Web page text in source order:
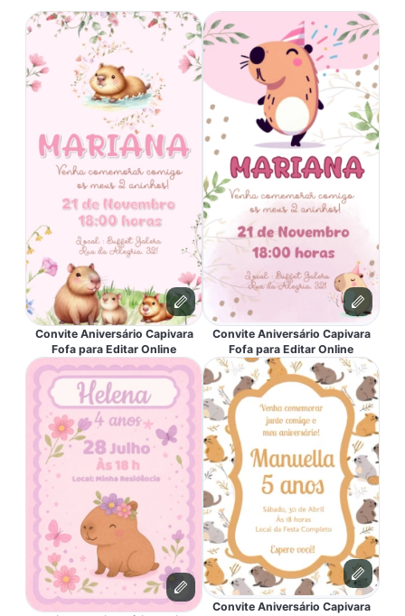
Convite Aniversário Capivara
Fofa para Editar Online
Convite Aniversário Capivara
Fofa para Editar Online
Convite Aniversário Capivara